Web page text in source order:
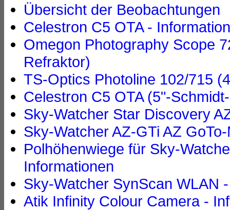
Übersicht der Beobachtungen
Celestron C5 OTA -
Omegon Photography Scope
Refraktor)
TS-Optics Photoline 102/715
Celestron C5 OTA (5"-
Sky-Watcher Star Discovery
Sky-Watcher AZ-GTi AZ
Polhöhenwiege für Sky-
Informationen
Sky-Watcher SynScan WLAN
Atik Infinity Colour Camera -